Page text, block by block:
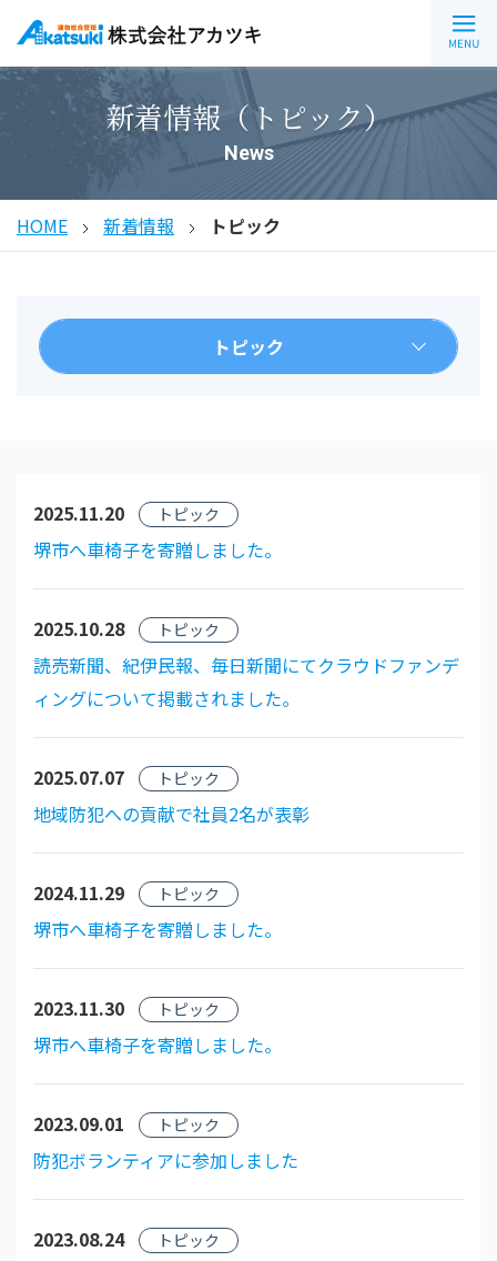
新着情報（トピック）
News
HOME 新着情報 トピック
トピック
2025.11.20 トピック
堺市へ車椅子を寄贈しました。
2025.10.28 トピック
読売新聞、紀伊民報、毎日新聞にてクラウドファンデ
ィングについて掲載されました。
2025.07.07 トピック
地域防犯への貢献で社員2名が表彰
2024.11.29 トピック
堺市へ車椅子を寄贈しました。
2023.11.30 トピック
堺市へ車椅子を寄贈しました。
2023.09.01 トピック
防犯ボランティアに参加しました
2023.08.24 トピック